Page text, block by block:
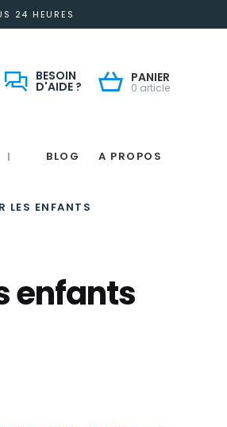
24 HEURES
BESOIN
D'AIDE ?
PANIER
0 article
| BLOG A PROPOS
LES ENFANTS
enfants